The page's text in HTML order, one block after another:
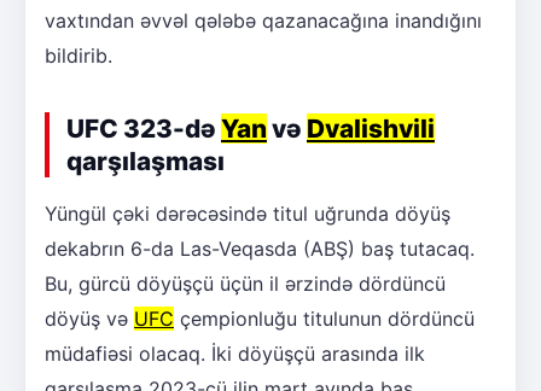
vaxtından əvvəl qələbə qazanacağına inandığını
bildirib.
UFC 323-də Yan və Dvalishvili
qarşılaşması
Yüngül çəki dərəcəsində titul uğrunda döyüş
dekabrın 6-da Las-Veqasda (ABŞ) baş tutacaq.
Bu, gürcü döyüşçü üçün il ərzində dördüncü
döyüş və UFC çempionluğu titulunun dördüncü
müdafiəsi olacaq. İki döyüşçü arasında ilk